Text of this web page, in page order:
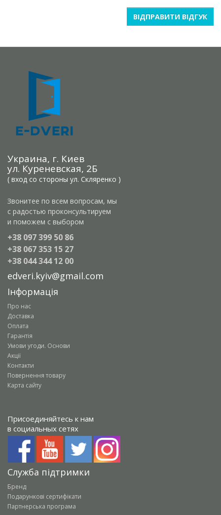
ВІДПРАВИТИ ВІДГУК
Украина, г. Киев
ул. Куреневская, 2Б
( вход со стороны ул. Скляренко )
Звонитее по всем вопросам, мы
с радостью проконсультируем
и поможем с выбором
+38 097 399 50 86
+38 067 353 15 27
+38 044 344 12 00
edveri.kyiv@gmail.com
Інформація
Про нас
Доставка
Оплата
Гарантія
Умови угоди. Основи
Акції
Контакти
Повернення товару
Карта сайту
Присоединяйтесь к нам
в социальных сетях
Служба підтримки
Бренд
Подарункові сертифікати
Партнерська програма